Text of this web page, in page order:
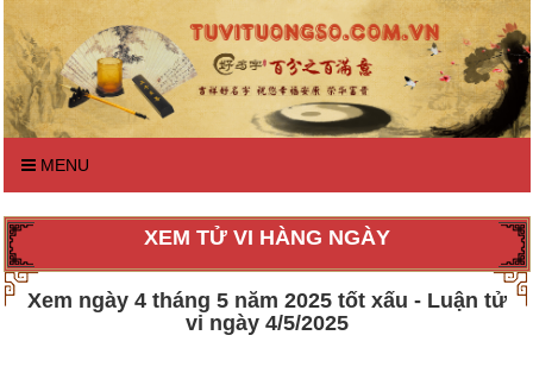
MENU
XEM TỬ VI HÀNG NGÀY
Xem ngày 4 tháng 5 năm 2025 tốt xấu - Luận tử
vi ngày 4/5/2025